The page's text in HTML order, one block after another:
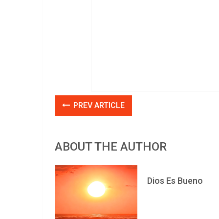
PREV ARTICLE
ABOUT THE AUTHOR
Dios Es Bueno